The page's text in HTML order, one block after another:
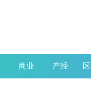
商业 产经